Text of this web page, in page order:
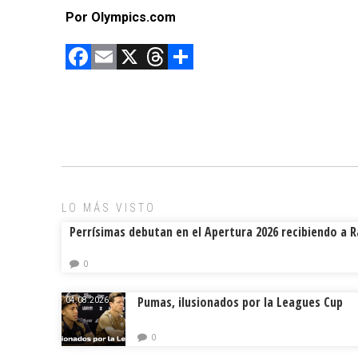
Por Olympics.com
F
o
E X T
d ar
LO MÁS VISTO
Perrísimas debutan en el Apertura 2026 recibiendo a
0
04.08.2026. Pumas, ilusionados por la Leagues Cup
0